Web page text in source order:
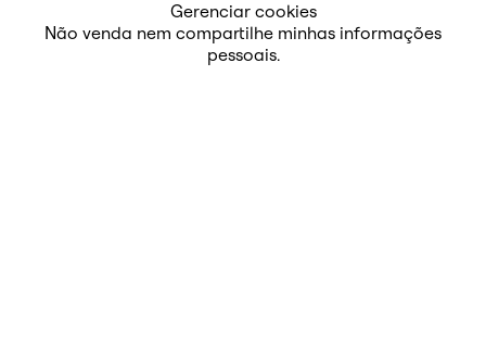
Gerenciar cookies
Não venda nem compartilhe minhas informações
pessoais.